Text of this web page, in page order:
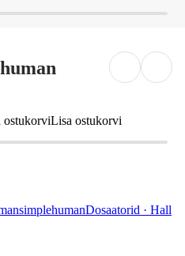
ostukorviLisa ostukorvi
simplehumanDosaatorid · Hall